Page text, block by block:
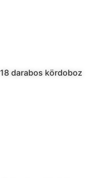
18 darabos kördoboz